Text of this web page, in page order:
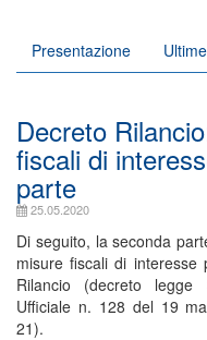
Presentazione
Decreto
fiscali di
parte
25.05.2020
Di seguito, la seconda
misure fiscali di
Rilancio (decreto legge
Ufficiale n. 128 del 19
21).